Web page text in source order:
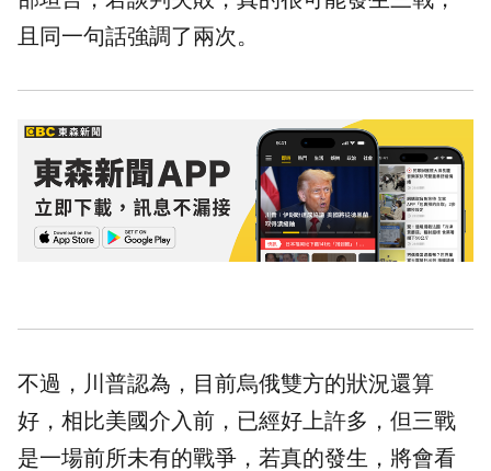
且同一句話強調了兩次。
不過，川普認為，目前烏俄雙方的狀況還算
好，相比美國介入前，已經好上許多，但三戰
是一場前所未有的戰爭，若真的發生，將會看